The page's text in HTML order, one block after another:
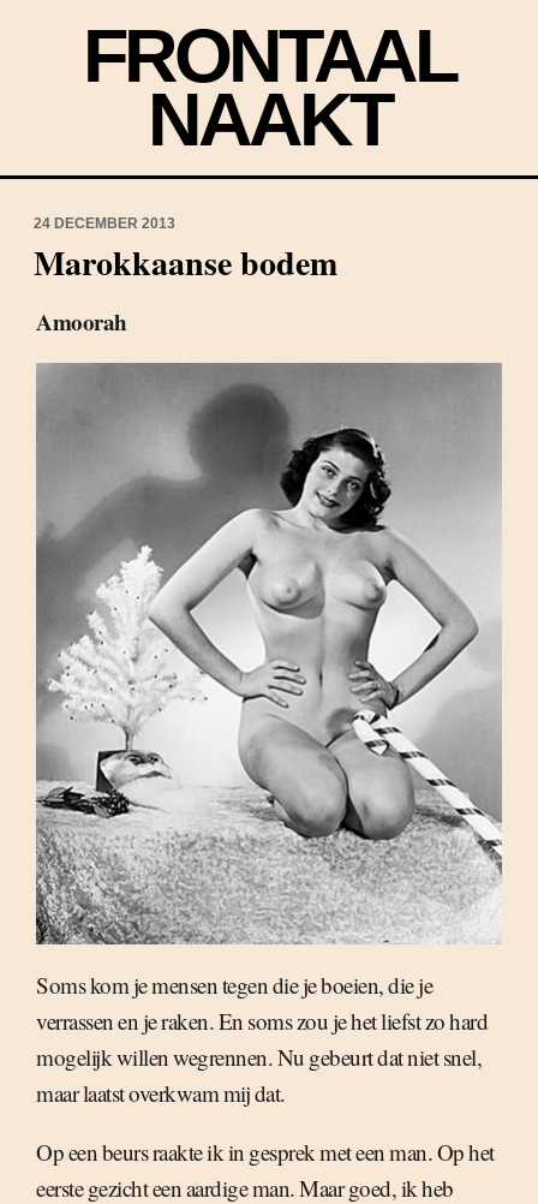
FRONTAAL
NAAKT
24 DECEMBER 2013
Marokkaanse bodem
Amoorah
Soms kom je mensen tegen die je boeien, die je
verrassen en je raken. En soms zou je het liefst zo hard
mogelijk willen wegrennen. Nu gebeurt dat niet snel,
maar laatst overkwam mij dat.
Op een beurs raakte ik in gesprek met een man. Op het
eerste gezicht een aardige man. Maar goed, ik heb